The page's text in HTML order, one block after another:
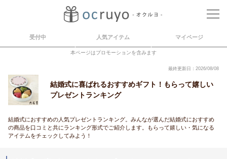
受付中 人気アイテム マイページ
本ページはプロモーションを含みます
最終更新日：2026/08/08
結婚式に喜ばれるおすすめギフト！もらって嬉しい
プレゼントランキング
結婚式におすすめの人気プレゼントランキング。みんなが選んだ結婚式におすすめ
の商品を口コミと共にランキング形式でご紹介します。もらって嬉しい・気になる
アイテムをチェックしてみよう！